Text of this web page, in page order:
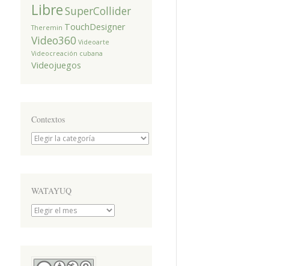
LibreSuperCollider
Theremin TouchDesigner
Video360 Videoarte
Videocreación cubana
Videojuegos
Contextos
Contextos
WATAYUQ
WATAYUQ